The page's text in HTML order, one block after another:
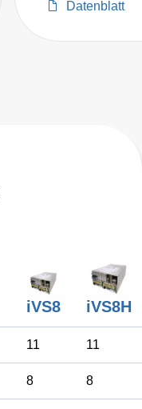
Datenblatt
iVS8 iVS8H
11 11
8 8